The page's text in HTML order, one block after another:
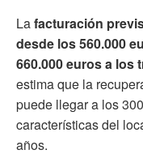
Lafacturación
desde los 560.000
660.000 euros a los
estima que la
puede llegar a los
características del
años.